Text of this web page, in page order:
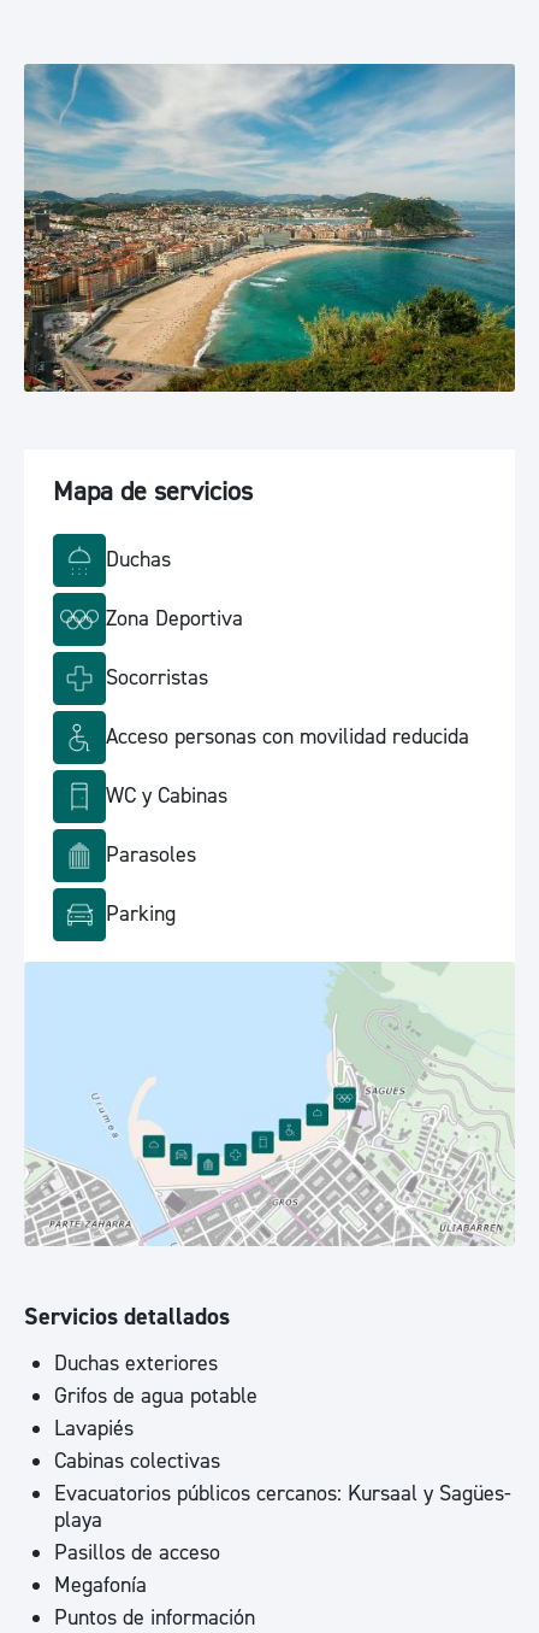
Mapa de servicios
Duchas
Zona Deportiva
Socorristas
Acceso personas con movilidad reducida
WC y Cabinas
Parasoles
Parking
Servicios detallados
Duchas exteriores
Grifos de agua potable
Lavapiés
Cabinas colectivas
Evacuatorios públicos cercanos: Kursaal y Sagües-
playa
Pasillos de acceso
Megafonía
Puntos de información